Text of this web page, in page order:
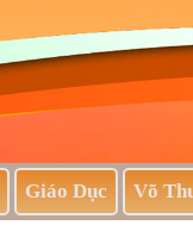
Giáo Dục Võ